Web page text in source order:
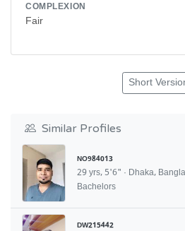
COMPLEXION
Fair
Short
Similar Profiles
NO984013
29 yrs, 5'6" · Dhaka,
Bachelors
DW215442